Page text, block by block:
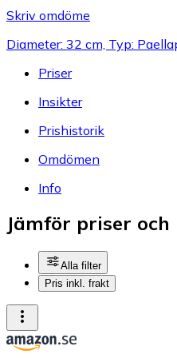
Skriv omdöme
Diameter: 32 cm, Typ:
Priser
Insikter
Prishistorik
Omdömen
Info
Jämför priser
Alla filter
Pris inkl. frakt